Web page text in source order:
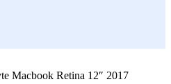
Macbook Retina 12″ 2017